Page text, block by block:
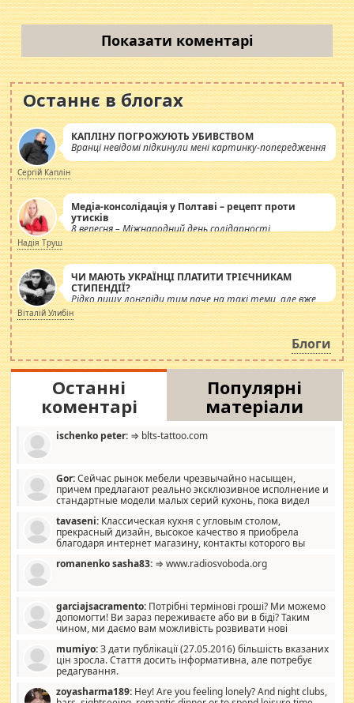
Показати коментарі
Останнє в блогах
КАПЛІНУ ПОГРОЖУЮТЬ УБИВСТВОМ
Вранці невідомі підкинули мені картинку-попередження
Сергій Каплін
Медіа-консолідація у Полтаві – рецепт проти
утисків
8 вересня – Міжнародний день солідарності
журналістів.
Надія Труш
ЧИ МАЮТЬ УКРАЇНЦІ ПЛАТИТИ ТРІЄЧНИКАМ
СТИПЕНДІЇ?
Рідко пишу лонгріди тим паче на такі теми, але вже
просто дістало! Обурюють сьогоднішні інсенуації
навколо стипендіального питання. Штучно
роздувається ще одна соціальна катастрофа.
Віталій Улибін
Блоги
Останні
коментарі
Популярні
матеріали
ischenko peter: ⇒ blts-tattoo.com
Gor:Сейчас рынок мебели чрезвычайно насыщен,
причем предлагают реально эксклюзивное исполнение и
стандартные модели малых серий кухонь, пока видел
стандартные формы, в MebelOk, креативненько и что главное -
со вкусом все в порядке, без ненужных наворотов удорожающих
мебель, а это не последний фактор.
tavaseni: Классическая кухня с угловым столом,
прекрасный дизайн, высокое качество я приобрела
благодаря интернет магазину, контакты которого вы
romanenko sasha83: ⇒ www.radiosvoboda.org
garciajsacramento: Потрібні термінові гроші? Ми можемо
допомогти! Ви зараз переживаєте або ви в біді? Таким
чином, ми даємо вам можливість розвивати нові
допомагати людям, які намагаються дати їм шанс. Кожен
заслуговує на другий шанс, і, оскільки влада не зможе, вони
повинні приймати від інших. Для нас нема багато суми, і зрілість
витрат, а тільки узгоджених сум і нічого іншого. Не чекайте і не
mumiyo:З дати публікації (27.05.2016) більшість вказаних
цін зросла. Стаття досить інформативна, але потребує
редагування.
zoyasharma189: Hey! Are you feeling lonely? And night clubs,